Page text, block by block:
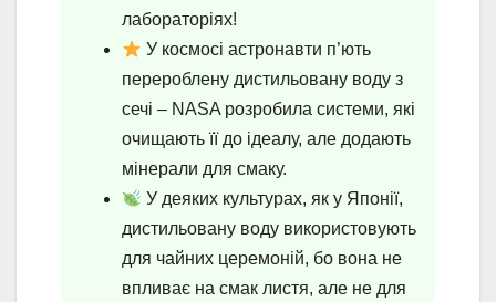
лабораторіях!
У космосі астронавти п’ють
перероблену дистильовану воду з
сечі – NASA розробила системи, які
очищають її до ідеалу, але додають
мінерали для смаку.
У деяких культурах, як у Японії,
дистильовану воду використовують
для чайних церемоній, бо вона не
впливає на смак листя, але не для